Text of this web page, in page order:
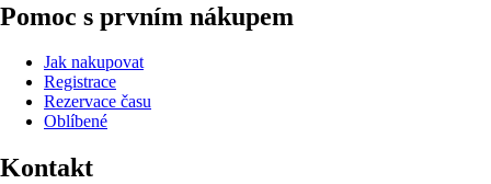
Pomoc s prvním nákupem
Jak nakupovat
Registrace
Rezervace času
Oblíbené
Kontakt